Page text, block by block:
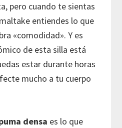
pero cuando te sientas
entiendes lo que
«comodidad». Y es
de esta silla está
estar durante horas
mucho a tu cuerpo
densa es lo que